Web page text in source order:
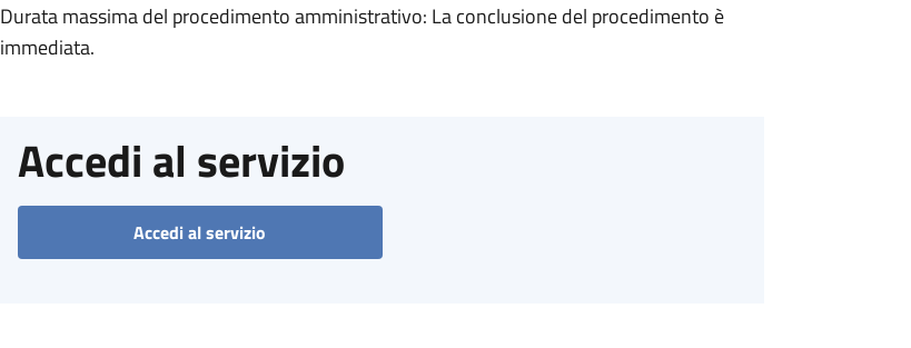
Durata massima del procedimento amministrativo: La conclusione del procedimento è
immediata.
Accedi al servizio
Accedi al servizio